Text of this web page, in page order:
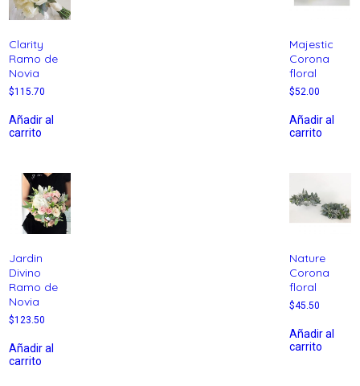
Clarity
Ramo de
Novia
$115.70
Añadir al
carrito
Majestic
Corona
floral
$52.00
Añadir al
carrito
Jardin
Divino
Ramo de
Novia
$123.50
Añadir al
carrito
Nature
Corona
floral
$45.50
Añadir al
carrito